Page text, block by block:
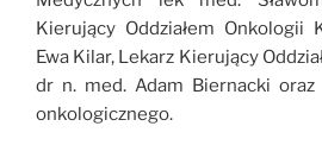
Kierujący Oddziałem Onkologii
Ewa Kilar, Lekarz Kierujący
dr n. med. Adam Biernacki oraz
onkologicznego.